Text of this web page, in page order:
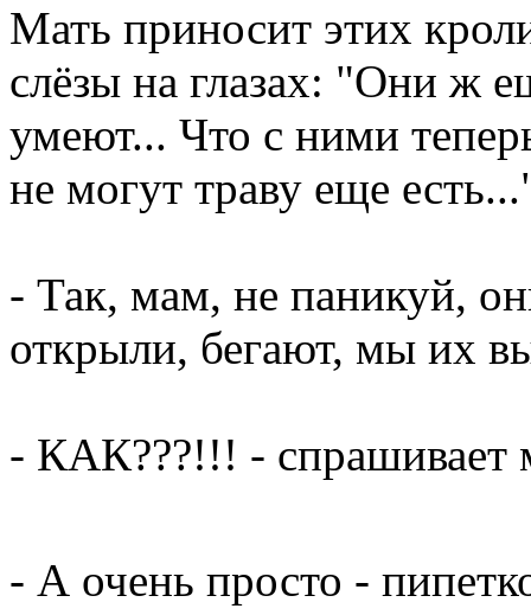
Мать приносит этих
слёзы на глазах: "Они ж
умеют... Что с ними
не могут траву еще
- Так, мам, не паникуй,
открыли, бегают, мы их
- КАК???!!! - спрашивает
- А очень просто -